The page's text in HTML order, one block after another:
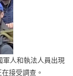
人和執法人員出現
接受調查。